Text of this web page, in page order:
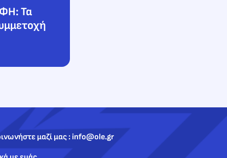
Τα
μαζί μας : info@ole.gr